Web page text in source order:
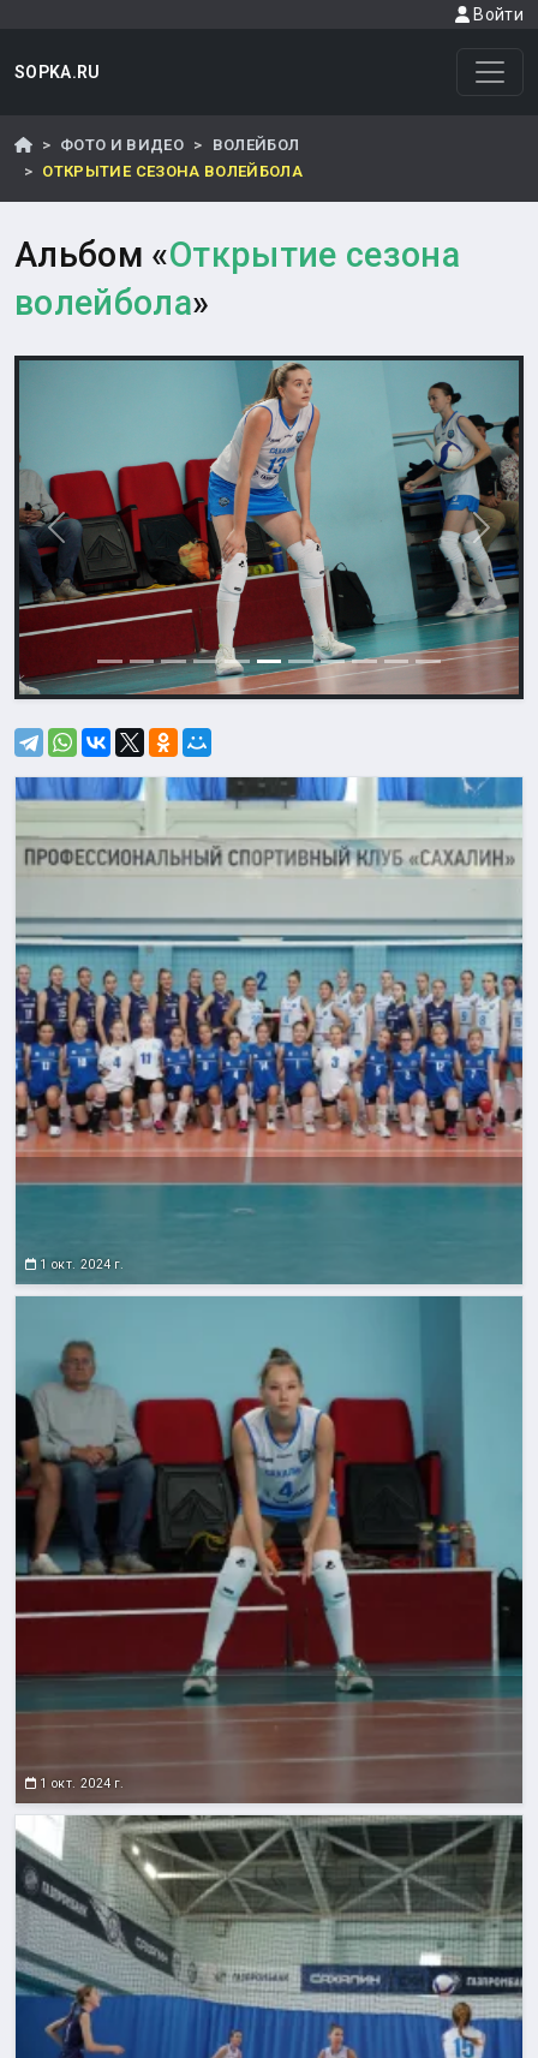
Войти
SOPKA.RU
ФОТО И ВИДЕО
ВОЛЕЙБОЛ
ОТКРЫТИЕ СЕЗОНА ВОЛЕЙБОЛА
Альбом «Открытие сезона
волейбола»
Назад
1 окт. 2024 г.
1 окт. 2024 г.